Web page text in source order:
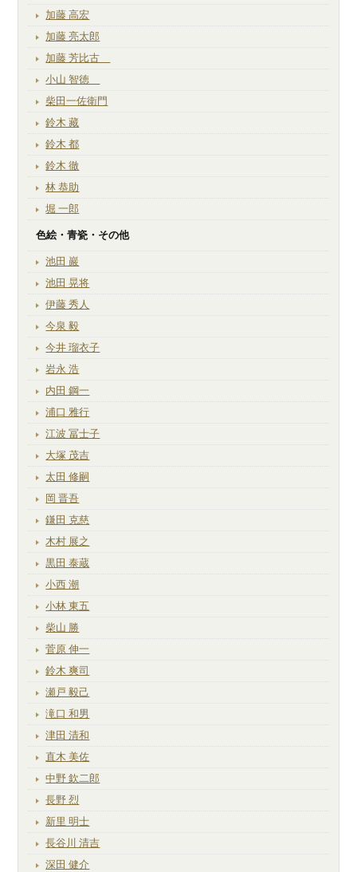
加藤 高宏
加藤 亮太郎
加藤 芳比古
小山 智徳
柴田一佐衛門
鈴木 藏
鈴木 都
鈴木 徹
林 恭助
堀 一郎
色絵・青瓷・その他
池田 巖
池田 晃将
伊藤 秀人
今泉 毅
今井 瑠衣子
岩永 浩
内田 鋼一
浦口 雅行
江波 冨士子
大塚 茂吉
太田 修嗣
岡 晋吾
鎌田 克慈
木村 展之
黒田 泰蔵
小西 潮
小林 東五
柴山 勝
菅原 伸一
鈴木 爽司
瀬戸 毅己
滝口 和男
津田 清和
直木 美佐
中野 欽二郎
長野 烈
新里 明士
長谷川 清吉
深田 健介